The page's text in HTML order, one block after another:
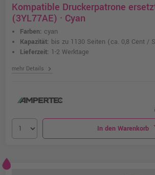
Kompatible Druckerpatrone
(3YL77AE) · Cyan
Farben: cyan
Kapazität: bis zu 1130 Seiten (ca. 0,8 Cent /
Lieferzeit: 1-2 Werktage
mehr Details chevron_right
In den Warenkorb